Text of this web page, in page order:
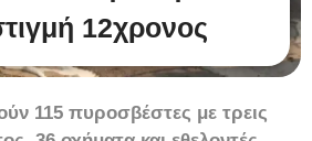
12χρονος
115 πυροσβέστες με τρεις